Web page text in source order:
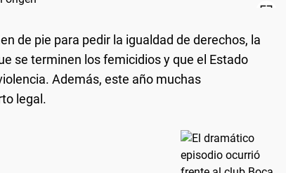
de pie para pedir la igualdad de derechos, la
se terminen los femicidios y que el Estado
Además, este año muchas
legal.